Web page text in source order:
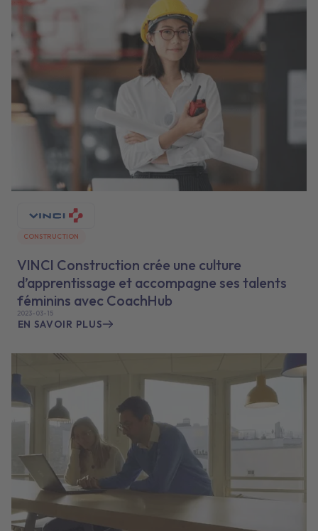
CONSTRUCTION
VINCI Construction crée une culture
d’apprentissage et accompagne ses talents
féminins avec CoachHub
2023-03-15
EN SAVOIR PLUS